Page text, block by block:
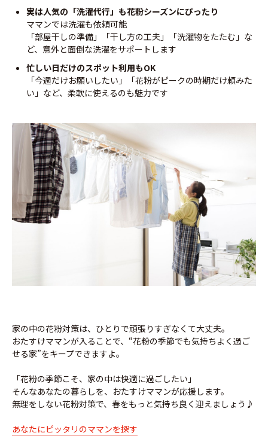
実は人気の「洗濯代行」も花粉シーズンにぴったり
ママンでは洗濯も依頼可能
「部屋干しの準備」「干し方の工夫」「洗濯物をたたむ」な
ど、意外と面倒な洗濯をサポートします
忙しい日だけのスポット利用もOK
「今週だけお願いしたい」「花粉がピークの時期だけ頼みた
い」など、柔軟に使えるのも魅力です
家の中の花粉対策は、ひとりで頑張りすぎなくて大丈夫。
おたすけママンが入ることで、“花粉の季節でも気持ちよく過ご
せる家”をキープできますよ。
「花粉の季節こそ、家の中は快適に過ごしたい」
そんなあなたの暮らしを、おたすけママンが応援します。
無理をしない花粉対策で、春をもっと気持ち良く迎えましょう♪
あなたにピッタリのママンを探す